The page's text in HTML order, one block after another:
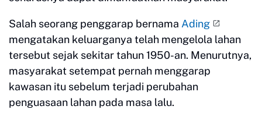
Salah seorang penggarap bernama Ading
mengatakan keluarganya telah mengelola lahan
tersebut sejak sekitar tahun 1950-an. Menurutnya,
masyarakat setempat pernah menggarap
kawasan itu sebelum terjadi perubahan
penguasaan lahan pada masa lalu.